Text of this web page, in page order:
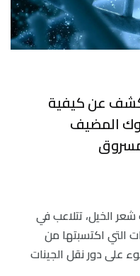
عن كيفية
المضيف
الخيل، تتلاعب في
التي اكتسبتها من
على دور نقل الجينات